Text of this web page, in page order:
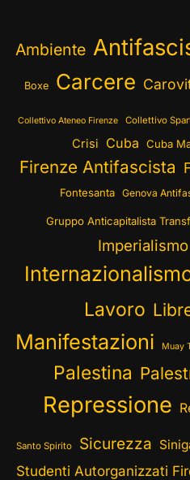
Ambiente
Boxe Carcere
Collettivo Ateneo Firenze Collettivo
Crisi Cuba Cuba
Firenze Antifascista
Fontesanta Genova
Gruppo Anticapitalista
Imperialismo
Lavoro
Manifestazioni Muay
Palestina
Repressione
Santo Spirito Sicurezza
Studenti Autorganizzati